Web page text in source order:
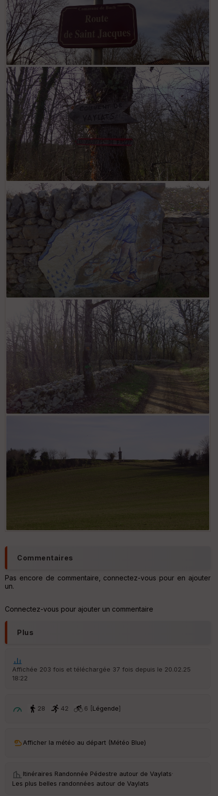
Commentaires
Pas encore de commentaire, connectez-vous pour en ajouter
un.
Connectez-vous pour ajouter un commentaire
Plus
Affichée 203 fois et téléchargée 37 fois depuis le 20.02.25
18:22
28 42 6 [Légende]
Afficher la météo au départ (Météo Blue)
Itinéraires Randonnée Pédestre autour de Vaylats·
Les plus belles randonnées autour de Vaylats